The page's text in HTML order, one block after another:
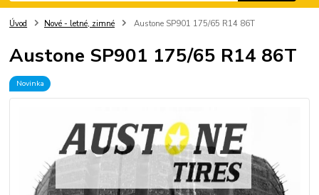
Úvod Nové - letné, zimné Austone SP901 175/65 R14 86T
Austone SP901 175/65 R14 86T
Novinka